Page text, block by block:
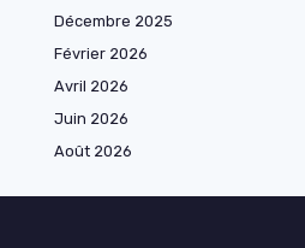
Décembre 2025
Février 2026
Avril 2026
Juin 2026
Août 2026